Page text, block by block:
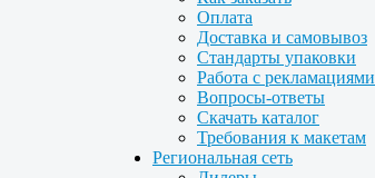
Оплата
Доставка и самовывоз
Стандарты упаковки
Работа с рекламациями
Вопросы-ответы
Скачать каталог
Требования к макетам
Региональная сеть